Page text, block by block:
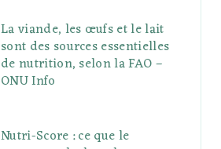
La viande, les œufs et le lait
sont des sources essentielles
de nutrition, selon la FAO –
ONU Info
Nutri-Score : ce que le